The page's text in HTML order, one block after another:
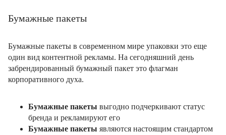
Бумажные пакеты
Бумажные пакеты в современном мире упаковки это еще
один вид контентной рекламы. На сегодняшний день
забрендированный бумажный пакет это флагман
корпоративного духа.
Бумажные пакеты выгодно подчеркивают статус
бренда и рекламируют его
Бумажные пакеты являются настоящим стандартом